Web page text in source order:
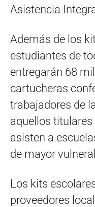
Asistencia
Además de los
estudiantes de
entregarán 68
cartucheras
trabajadores de
aquellos
asisten a
de mayor
Los kits
proveedores